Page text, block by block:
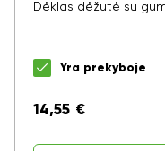
Dėklas dėžutė su
Yra prekyboje
14,55 €